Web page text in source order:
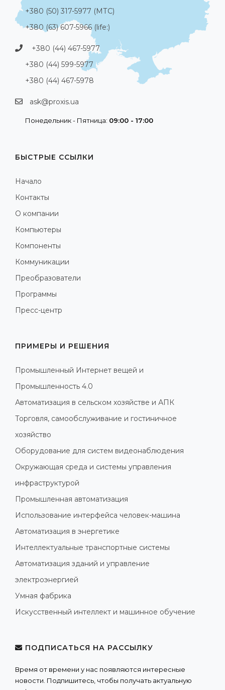
+380 (50) 317-5977 (МТС)
+380 (63) 607-5966 (life:)
+380 (44) 467-5977
+380 (44) 599-5977
+380 (44) 467-5978
ask@proxis.ua
Понедельник - Пятница: 09:00 - 17:00
БЫСТРЫЕ ССЫЛКИ
Начало
Контакты
О компании
Компьютеры
Компоненты
Коммуникации
Преобразователи
Программы
Пресс-центр
ПРИМЕРЫ И РЕШЕНИЯ
Промышленный Интернет вещей и
Промышленность 4.0
Автоматизация в сельском хозяйстве и АПК
Торговля, самообслуживание и гостиничное
хозяйство
Оборудование для систем видеонаблюдения
Окружающая среда и системы управления
инфраструктурой
Промышленная автоматизация
Использование интерфейса человек-машина
Автоматизация в энергетике
Интеллектуальные транспортные системы
Автоматизация зданий и управление
электроэнергией
Умная фабрика
Искусственный интеллект и машинное обучение
ПОДПИСАТЬСЯ НА РАССЫЛКУ
Время от времени у нас появляются интересные
новости. Подпишитесь, чтобы получать актуальную